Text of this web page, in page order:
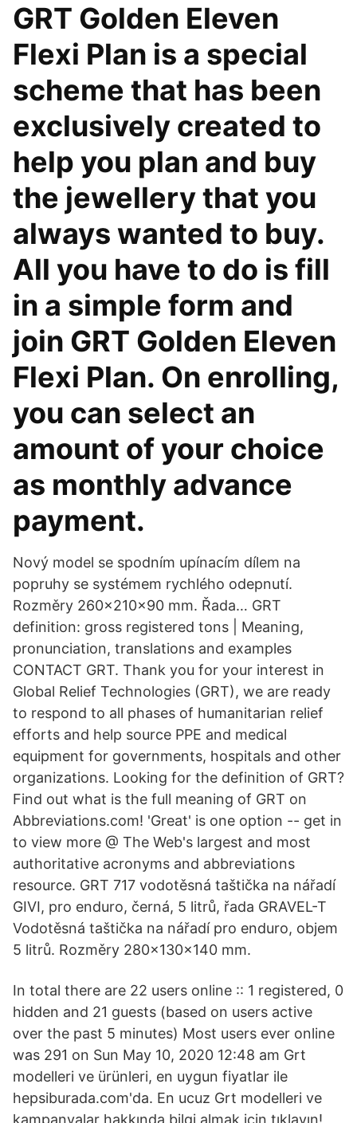
GRT Golden Eleven
Flexi Plan is a special
scheme that has been
exclusively created to
help you plan and buy
the jewellery that you
always wanted to buy.
All you have to do is fill
in a simple form and
join GRT Golden Eleven
Flexi Plan. On enrolling,
you can select an
amount of your choice
as monthly advance
payment.
Nový model se spodním upínacím dílem na
popruhy se systémem rychlého odepnutí.
Rozměry 260x210x90 mm. Řada… GRT
definition: gross registered tons | Meaning,
pronunciation, translations and examples
CONTACT GRT. Thank you for your interest in
Global Relief Technologies (GRT), we are ready
to respond to all phases of humanitarian relief
efforts and help source PPE and medical
equipment for governments, hospitals and other
organizations. Looking for the definition of GRT?
Find out what is the full meaning of GRT on
Abbreviations.com! 'Great' is one option -- get in
to view more @ The Web's largest and most
authoritative acronyms and abbreviations
resource. GRT 717 vodotěsná taštička na nářadí
GIVI, pro enduro, černá, 5 litrů, řada GRAVEL-T
Vodotěsná taštička na nářadí pro enduro, objem
5 litrů. Rozměry 280x130x140 mm.
In total there are 22 users online :: 1 registered, 0
hidden and 21 guests (based on users active
over the past 5 minutes) Most users ever online
was 291 on Sun May 10, 2020 12:48 am Grt
modelleri ve ürünleri, en uygun fiyatlar ile
hepsiburada.com'da. En ucuz Grt modelleri ve
kampanyalar hakkında bilgi almak için tıklayın!